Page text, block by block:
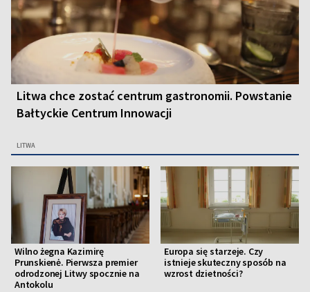
Litwa chce zostać centrum gastronomii. Powstanie
Bałtyckie Centrum Innowacji
LITWA
Wilno żegna Kazimirę
Prunskienė. Pierwsza premier
odrodzonej Litwy spocznie na
Antokolu
Europa się starzeje. Czy
istnieje skuteczny sposób na
wzrost dzietności?